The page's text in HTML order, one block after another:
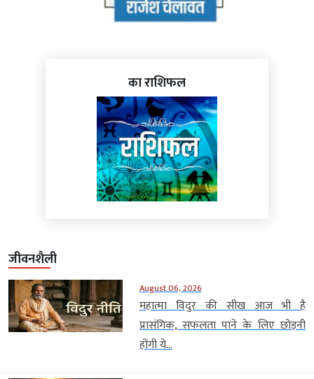
का राशिफल
जीवनशैली
August 06, 2026
महात्मा विदुर की सीख आज भी है
प्रासंगिक, सफलता पाने के लिए छोड़नी
होंगी ये...